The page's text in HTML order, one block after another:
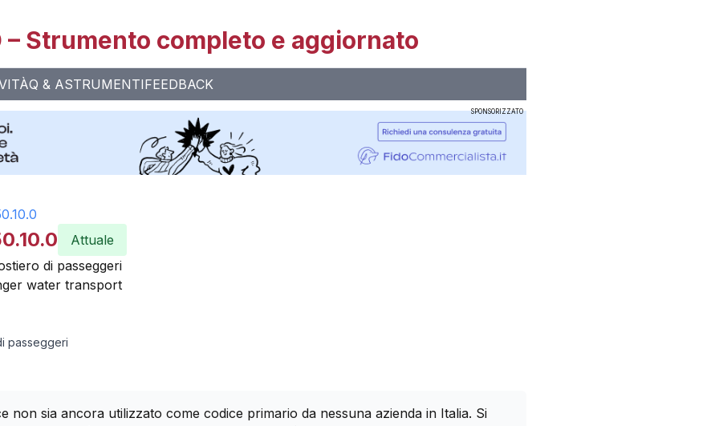
– Strumento completo e aggiornato
Q & ASTRUMENTIFEEDBACK
SPONSORIZZATO
Attuale
di passeggeri
water transport
passeggeri
non sia ancora utilizzato come codice primario da nessuna azienda in Italia. Si